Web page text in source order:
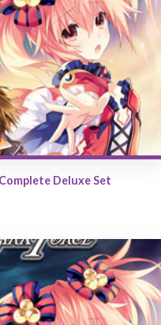
Deluxe Set